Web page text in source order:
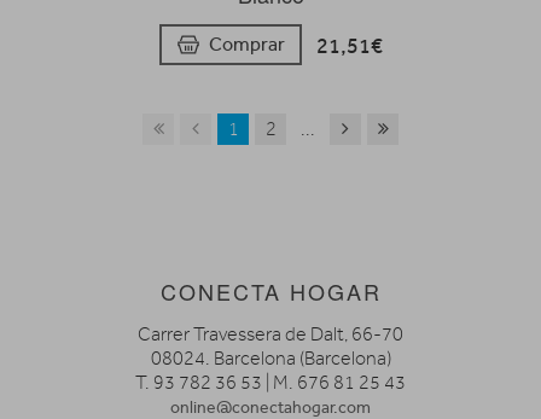
Comprar 21,51€
1 2 ...
CONECTA HOGAR
Carrer Travessera de Dalt, 66-70
08024. Barcelona (Barcelona)
T. 93 782 36 53 | M. 676 81 25 43
online@conectahogar.com